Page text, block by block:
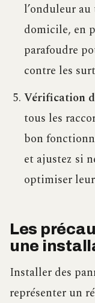
l’onduleur
domicile, en
parafoudre
contre les
Vérification
tous les
bon
et ajustez si
optimiser
Les
une
Installer des
représenter un